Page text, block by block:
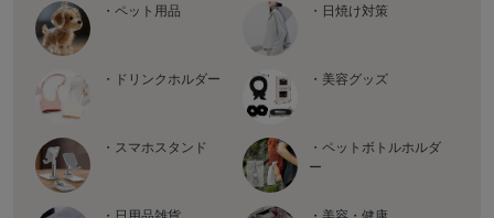
・ペット用品 ・日焼け対策
・ドリンクホルダー ・美容グッズ
・スマホスタンド
・ペットボトルホルダ
ー